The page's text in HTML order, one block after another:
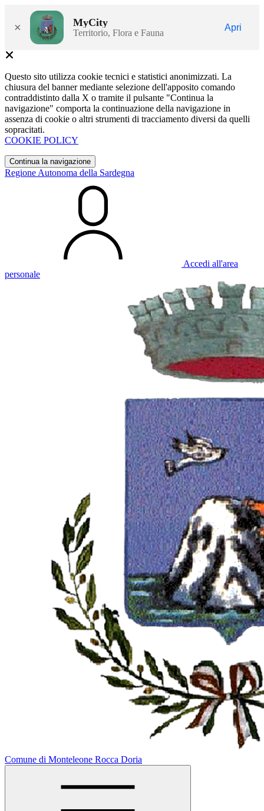
× MyCity
Territorio, Flora e Fauna
Apri
Questo sito utilizza cookie tecnici e statistici anonimizzati. La
chiusura del banner mediante selezione dell'apposito comando
contraddistinto dalla X o tramite il pulsante "Continua la
navigazione" comporta la continuazione della navigazione in
assenza di cookie o altri strumenti di tracciamento diversi da quelli
sopracitati.
COOKIE POLICY
Continua la navigazione
Regione Autonoma della Sardegna
Accedi all'area
personale
Comune di Monteleone Rocca Doria